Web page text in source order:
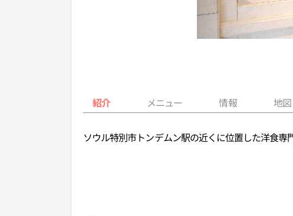
紹介 メニュー 情報 地図
ソウル特別市トンデムン駅の近くに位置した洋食専